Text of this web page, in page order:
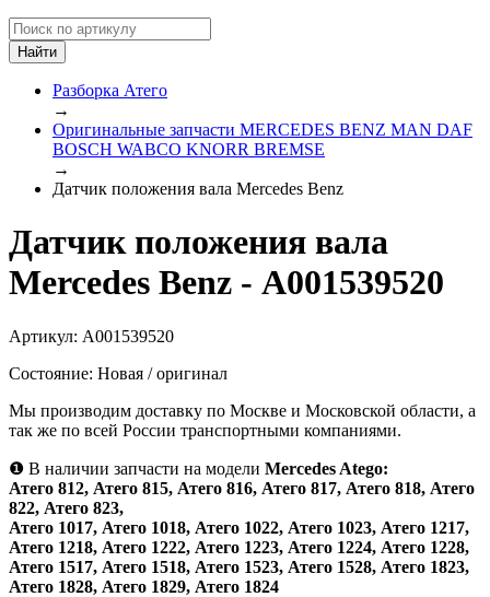
Разборка Атего
→
Оригинальные запчасти MERCEDES BENZ MAN DAF
BOSCH WABCO KNORR BREMSE
→
Датчик положения вала Mercedes Benz
Датчик положения вала
Mercedes Benz - А001539520
Артикул: А001539520
Состояние: Новая / оригинал
Мы производим доставку по Москве и Московской области, а
так же по всей России транспортными компаниями.
❶ В наличии запчасти на модели Mercedes Atego:
Атего 812, Атего 815, Атего 816, Атего 817, Атего 818, Атего
822, Атего 823,
Атего 1017, Атего 1018, Атего 1022, Атего 1023, Атего 1217,
Атего 1218, Атего 1222, Атего 1223, Атего 1224, Атего 1228,
Атего 1517, Атего 1518, Атего 1523, Атего 1528, Атего 1823,
Атего 1828, Атего 1829, Атего 1824